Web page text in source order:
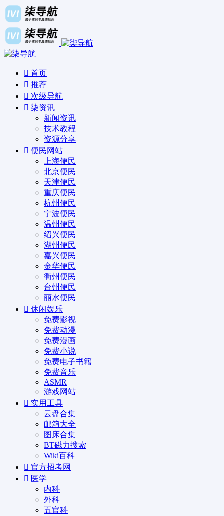
首页
推荐
次级导航
柒资讯
新闻资讯
技术教程
资源分享
便民网站
上海便民
北京便民
天津便民
重庆便民
杭州便民
宁波便民
温州便民
绍兴便民
湖州便民
嘉兴便民
金华便民
衢州便民
台州便民
丽水便民
休闲娱乐
免费影视
免费动漫
免费漫画
免费小说
免费电子书籍
免费音乐
ASMR
游戏网站
实用工具
云盘合集
邮箱大全
图床合集
BT磁力搜索
Wiki百科
官方招考网
医学
内科
外科
五官科